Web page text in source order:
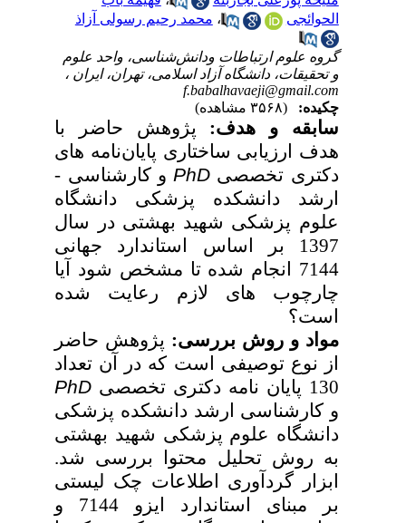
الحوائجی
،محمد رحیم رسولی آزاذ
گروه علوم ارتباطات ودانش‌شناسی، واحد علوم
و تحقیقات، دانشگاه آزاد اسلامی، تهران، ایران ،
f.babalhavaeji@gmail.com
چکیده:
سابقه و هدف:پژوهش حاضر با
هدف ارزیابی ساختاری پایاننامه‏ های
دکتری تخصصی PhDو کارشناسی ­
ارشد دانشکده پزشکی دانشگاه
علوم پزشکی شهید بهشتی در سال
1397 بر اساس استاندارد جهانی
7144 انجام شده تا مشخص شود آیا
چارچوب ­های لازم رعایت شده
است؟
مواد و روش بررسی:پژوهش حاضر
از نوع توصیفی است که در آن تعداد
130 پایان­ نامه دکتری تخصصی
PhD
و کارشناسی ­ارشد دانشکده پزشکی
دانشگاه علوم پزشکی شهید بهشتی
به روش تحلیل محتوا بررسی شد.
ابزار گردآوری اطلاعات چک­ لیستی
بر مبنای استاندارد ایزو 7144 و